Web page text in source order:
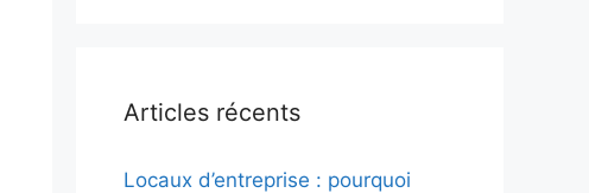
Articles récents
Locaux d’entreprise : pourquoi